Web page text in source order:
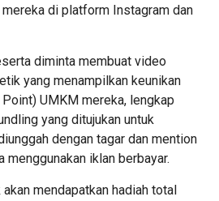
di platform Instagram dan
diminta membuat video
yang menampilkan keunikan
UMKM mereka, lengkap
yang ditujukan untuk
dengan tagar dan mention
menggunakan iklan berbayar.
mendapatkan hadiah total